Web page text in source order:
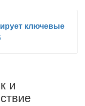
ключевые
и